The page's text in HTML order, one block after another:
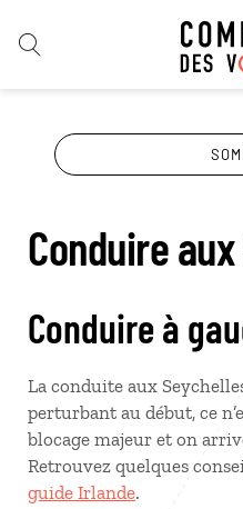
Conduire
Conduire à
La conduite aux
perturbant au début, ce
blocage majeur et on
Retrouvez quelques
guide Irlande.